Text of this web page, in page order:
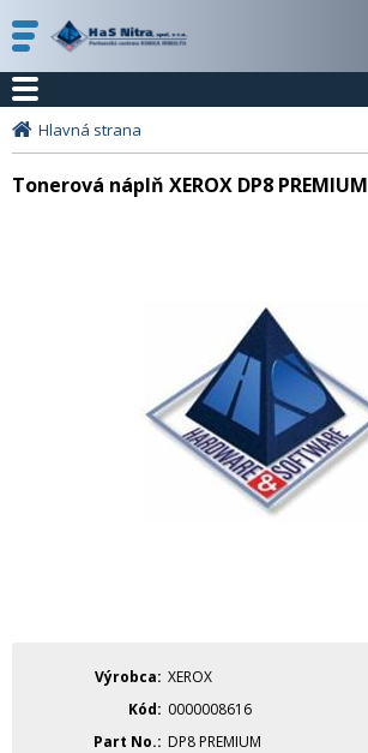
Hlavná strana
Tonerová náplň XEROX DP8 PREMIUM
Výrobca XEROX
Kód
0000008616
Part No.
DP8 PREMIUM